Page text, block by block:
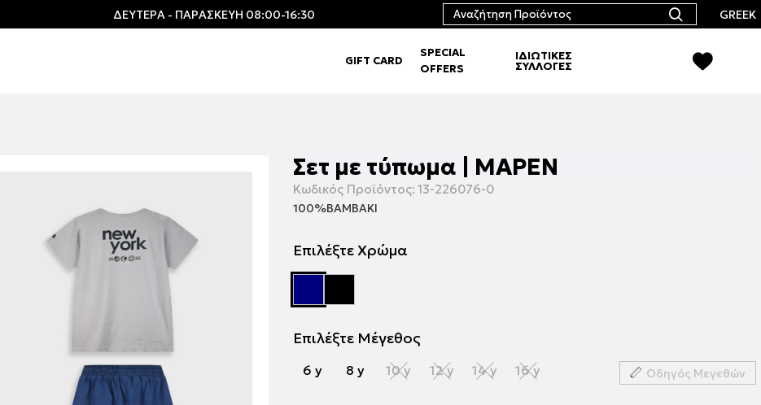
ΔΕΥΤΕΡΑ - ΠΑΡΑΣΚΕΥΗ 08:00-16:30 GREEK
GIFT CARD
SPECIAL
OFFERS
ΙΔΙΩΤΙΚΕΣ
ΣΥΛΛΟΓΕΣ
Σετ με τύπωμα | ΜΑΡΕΝ
Κωδικός Προϊόντος: 13-226076-0
100%ΒΑΜΒΑΚΙ
Επιλέξτε Χρώμα
Επιλέξτε Μέγεθος
6 y 8 y 10 y 12 y 14 y 16 y Οδηγός Μεγεθών